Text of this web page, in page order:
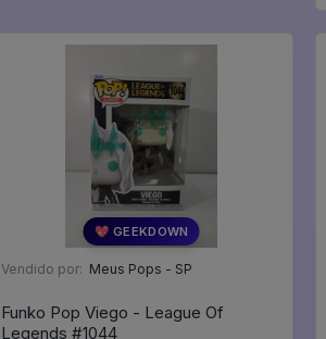
💖 GEEKDOWN
Vendido por: Meus Pops - SP
Funko Pop Viego - League Of
Legends #1044